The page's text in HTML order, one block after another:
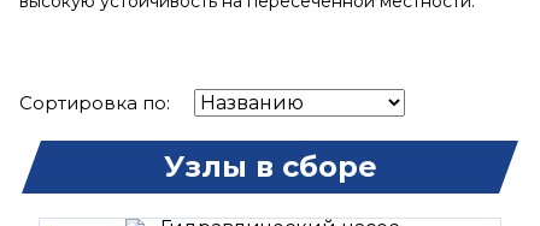
Сортировка по:
Узлы в сборе